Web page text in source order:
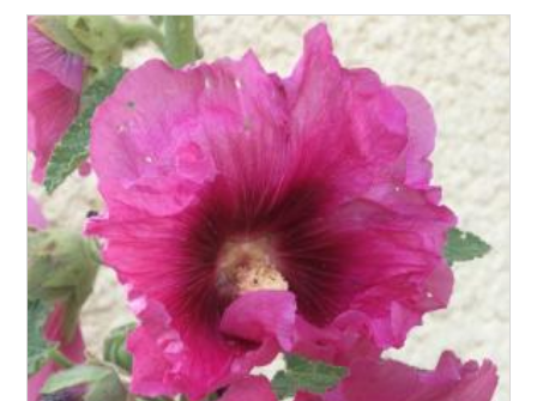
Taille adulte
Floraison
Exposition
Feuillage
Rusticité
Type de sol